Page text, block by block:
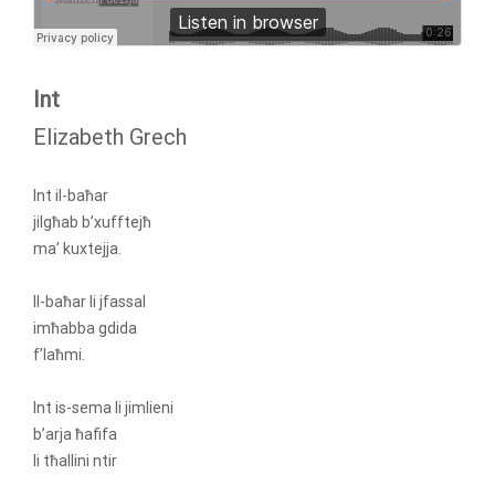
Int
Elizabeth Grech
Int il-baħar
jilgħab b’xufftejħ
ma’ kuxtejja.
Il-baħar li jfassal
imħabba gdida
f’laħmi.
Int is-sema li jimlieni
b’arja ħafifa
li tħallini ntir